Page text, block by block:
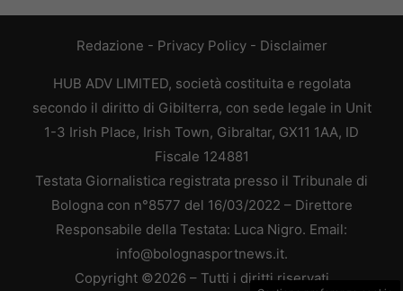
Redazione - Privacy Policy- Disclaimer
HUB ADV LIMITED, società costituita e regolata
secondo il diritto di Gibilterra, con sede legale in Unit
1-3 Irish Place, Irish Town, Gibraltar, GX11 1AA, ID
Fiscale 124881
Testata Giornalistica registrata presso il Tribunale di
Bologna con n°8577 del 16/03/2022 – Direttore
Responsabile della Testata: Luca Nigro. Email:
info@bolognasportnews.it.
Copyright ©2026 – Tutti i diritti riservati